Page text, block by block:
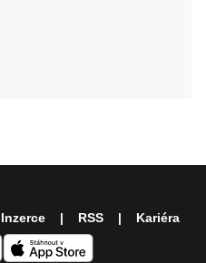
Inzerce RSS Kariéra